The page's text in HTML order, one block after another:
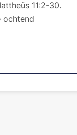
11:2-30.
ochtend